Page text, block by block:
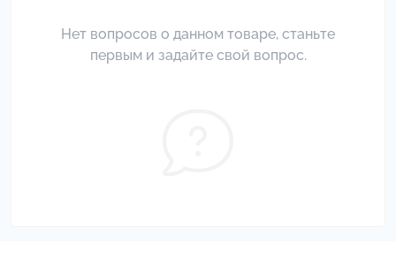
Нет вопросов о данном товаре, станьте
первым и задайте свой вопрос.